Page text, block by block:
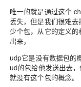
唯一的就是通过这个
丢失，但是我们很难
少个包，从它的定义
出来，
udp它是没有数据包的
ud的包给他发送出去
就没有这个包的概念。